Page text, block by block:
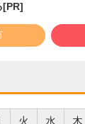
[PR]
火 水 木